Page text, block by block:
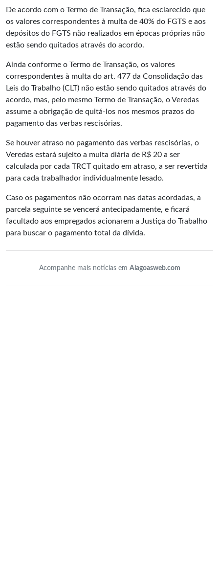
De acordo com o Termo de Transação, fica esclarecido que
os valores correspondentes à multa de 40% do FGTS e aos
depósitos do FGTS não realizados em épocas próprias não
estão sendo quitados através do acordo.
Ainda conforme o Termo de Transação, os valores
correspondentes à multa do art. 477 da Consolidação das
Leis do Trabalho (CLT) não estão sendo quitados através do
acordo, mas, pelo mesmo Termo de Transação, o Veredas
assume a obrigação de quitá-los nos mesmos prazos do
pagamento das verbas rescisórias.
Se houver atraso no pagamento das verbas rescisórias, o
Veredas estará sujeito a multa diária de R$ 20 a ser
calculada por cada TRCT quitado em atraso, a ser revertida
para cada trabalhador individualmente lesado.
Caso os pagamentos não ocorram nas datas acordadas, a
parcela seguinte se vencerá antecipadamente, e ficará
facultado aos empregados acionarem a Justiça do Trabalho
para buscar o pagamento total da dívida.
Acompanhe mais notícias em Alagoasweb.com